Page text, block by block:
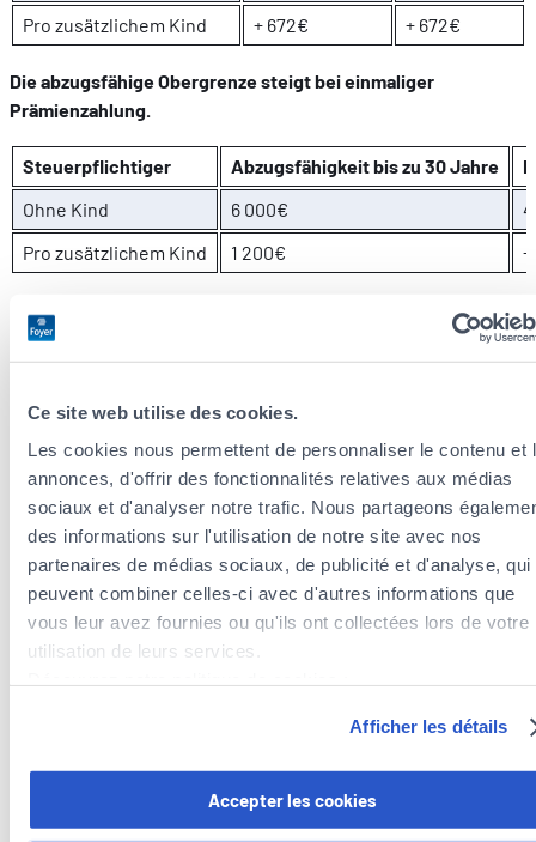
Ce site web utilise des cookies.
Les cookies nous permettent de personnaliser le contenu et
annonces, d'offrir des fonctionnalités relatives aux médias
sociaux et d'analyser notre trafic. Nous partageons
des informations sur l'utilisation de notre site avec nos
partenaires de médias sociaux, de publicité et d'analyse, qui
peuvent combiner celles-ci avec d'autres informations que
vous leur avez fournies ou qu'ils ont collectées lors de votre
utilisation de leurs services.
Vous avez la possibilité de retirer votre consentement à tout
moment en cliquant sur le lien "gestion des cookies" en bas
Afficher les détails
Accepter les cookies
Pro zusätzlichem Kind
+ 672€ + 672€
Die abzugsfähige Obergrenze steigt bei einmaliger
Prämienzahlung.
Steuerpflichtiger Abzugsfähigkeit bis zu 30 Jahre
Ohne Kind
6 000€
Pro zusätzlichem Kind
1 200€
Vergleichen Sie vor dem Abschluss
Immobilienkredit aufnehmen, auch eine
Pflicht. Es steht Ihnen frei, die Restschuldversicherung bei
einem Versicherer Ihrer Wahl abzuschließen.
Genau wie Sie die Kreditangebote mehrerer Banken
verglichen haben, sollten Sie sich die Zeit nehmen und die
Angebote und Leistungen vergleichen, damit Sie die für Ihre
Zwecke am besten geeignete Versicherung auswählen.
Weitere Absicherungen
weitere Versicherungsprodukte in Betracht.
Ihre sonstigen Kredite(Autokredit, Privatkredit) lassen sich